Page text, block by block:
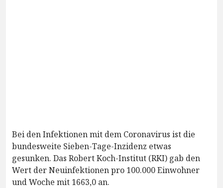
Bei den Infektionen mit dem Coronavirus ist die
bundesweite Sieben-Tage-Inzidenz etwas
gesunken. Das Robert Koch-Institut (RKI) gab den
Wert der Neuinfektionen pro 100.000 Einwohner
und Woche mit 1663,0 an.